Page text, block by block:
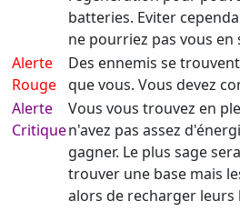
batteries. Eviter
ne pourriez pas vous
Alerte
Rouge
Des ennemis se
que vous. Vous devez
Alerte
Critique
Vous vous trouvez en
n'avez pas assez
gagner. Le plus sage
trouver une base mais
alors de recharger leurs